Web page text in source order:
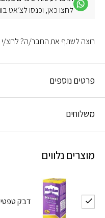
לחצו כאן, וכנסו לצ׳אט
פרטים נוספים
משלוחים
מוצרים נלווים
דבק
רוצה לשתף את החבר/ה? לחצ/י